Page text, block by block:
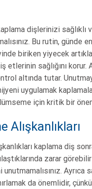
dişlerinizi sağlıklı
Bu rutin, günde
biriken yiyecek
etlerinin sağlığını korur.
altında tutar.
uygulamak
için kritik bir
Alışkanlıkları
kaplama diş
zarar
Ayrıca
da önemlidir,